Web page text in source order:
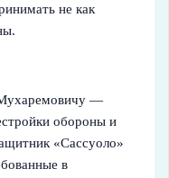
не как
—
обороны и
«Сассуоло»
в